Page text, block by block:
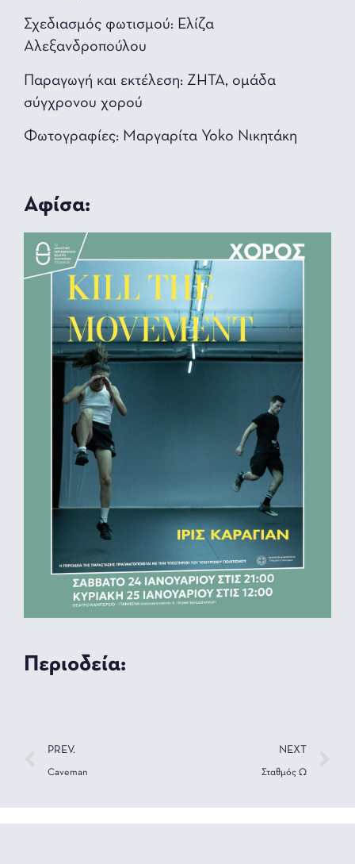
Σχεδιασμός φωτισμού: Ελίζα
Αλεξανδροπούλου
Παραγωγή και εκτέλεση: ΖΗΤΑ, ομάδα
σύγχρονου χορού
Φωτογραφίες: Μαργαρίτα Yoko Νικητάκη
Αφίσα:
Περιοδεία:
PREV.
Caveman
NEXT
Σταθμός Ω